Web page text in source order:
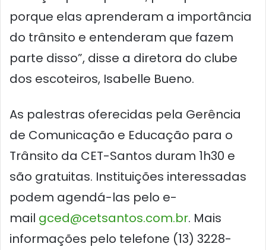
porque elas aprenderam a importância
do trânsito e entenderam que fazem
parte disso”, disse a diretora do clube
dos escoteiros, Isabelle Bueno.
As palestras oferecidas pela Gerência
de Comunicação e Educação para o
Trânsito da CET-Santos duram 1h30 e
são gratuitas. Instituições interessadas
podem agendá-las pelo e-
mail gced@cetsantos.com.br. Mais
informações pelo telefone (13) 3228-